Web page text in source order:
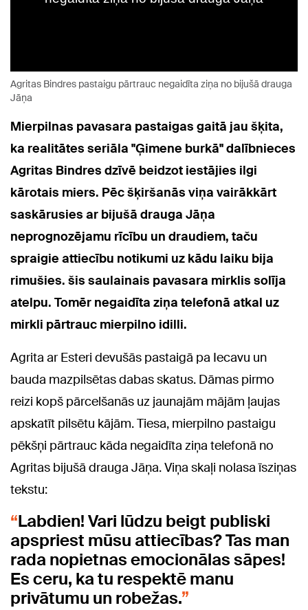
Agritas Bindres pastaigu pārtrauc negaidīta ziņa no bijušā drauga
Jāņa
Mierpilnas pavasara pastaigas gaitā jau šķita,
ka realitātes seriāla "Ģimene burkā" dalībnieces
Agritas Bindres dzīvē beidzot iestājies ilgi
kārotais miers. Pēc šķiršanās viņa vairākkārt
saskārusies ar bijušā drauga Jāņa
neprognozējamu rīcību un draudiem, taču
spraigie attiecību notikumi uz kādu laiku bija
rimušies. šis saulainais pavasara mirklis solīja
atelpu. Tomēr negaidīta ziņa telefonā atkal uz
mirkli pārtrauc mierpilno idilli.
Agrita ar Esteri devušās pastaigā pa Iecavu un
bauda mazpilsētas dabas skatus. Dāmas pirmo
reizi kopš pārcelšanās uz jaunajām mājām ļaujas
apskatīt pilsētu kājām. Tiesa, mierpilno pastaigu
pēkšņi pārtrauc kāda negaidīta ziņa telefonā no
Agritas bijušā drauga Jāņa. Viņa skaļi nolasa īsziņas
tekstu:
Labdien! Vari lūdzu beigt publiski
apspriest mūsu attiecības? Tas man
rada nopietnas emocionālas sāpes!
Es ceru, ka tu respektē manu
privātumu un robežas.